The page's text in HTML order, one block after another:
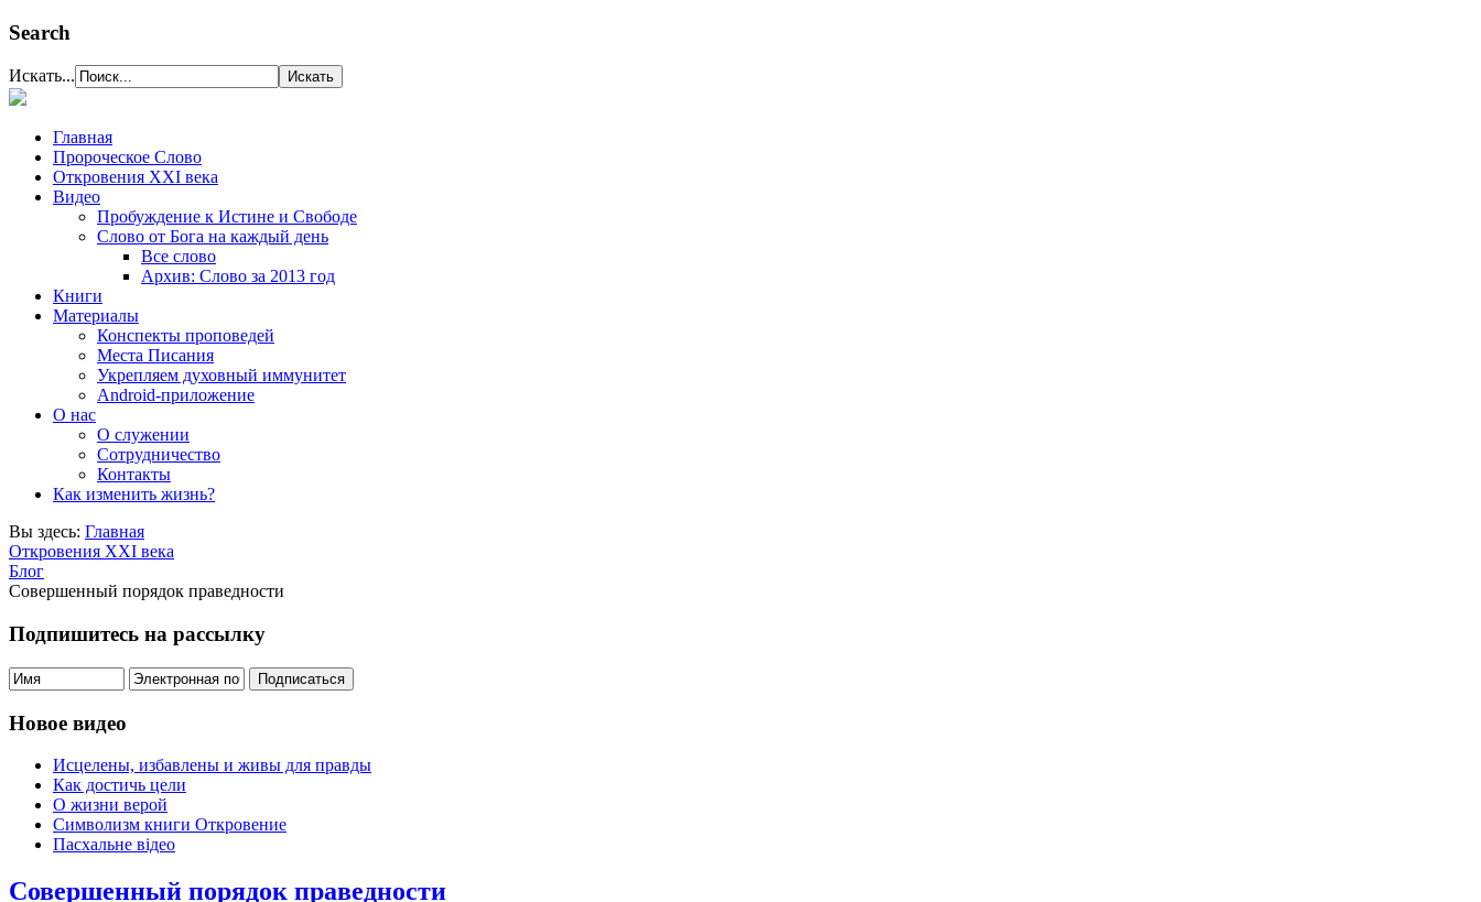
Search
Искать...
Главная
Пророческое Слово
Откровения ХХІ века
Видео
Пробуждение к Истине и Свободе
Слово от Бога на каждый день
Все слово
Архив: Слово за 2013 год
Книги
Материалы
Конспекты проповедей
Места Писания
Укрепляем духовный иммунитет
Android-приложение
О нас
О служении
Сотрудничество
Контакты
Как изменить жизнь?
Вы здесь: Главная
Откровения ХХІ века
Блог
Совершенный порядок праведности
Подпишитесь на рассылку
Новое видео
Исцелены, избавлены и живы для правды
Как достичь цели
О жизни верой
Символизм книги Откровение
Пасхальне відео
Совершенный порядок праведности